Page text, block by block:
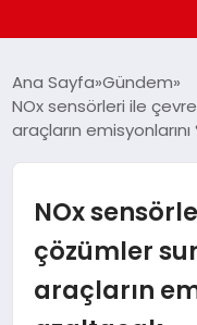
GÜNDEM
DÜNYA
EĞITIM
Ana Sayfa Gündem
NOx sensörleri ile
araçların
NOx
çözümler
araçların